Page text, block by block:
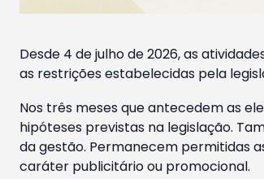
Desde 4 de julho de 2026, as
as restrições estabelecidas pela
Nos três meses que antecedem as
hipóteses previstas na legislação.
da gestão. Permanecem permitidas
caráter publicitário ou promocional.